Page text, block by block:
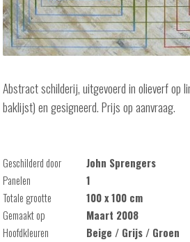
Abstract schilderij, uitgevoerd in olieverf op
baklijst) en gesigneerd. Prijs op aanvraag.
Geschilderd door
John Sprengers
Panelen
1
Totale grootte
100 x 100 cm
Gemaakt op
Maart 2008
Hoofdkleuren
Beige / Grijs / Groen